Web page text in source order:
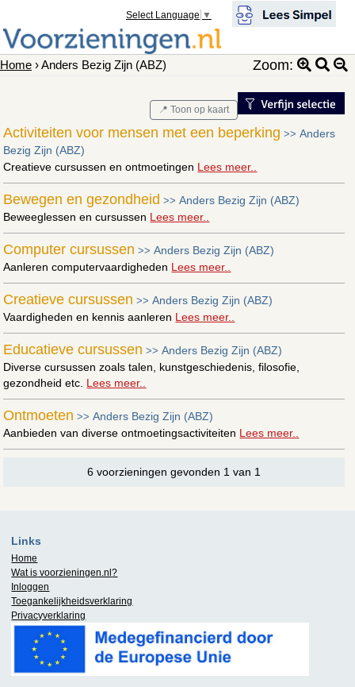
Select Language ▼
Home › Anders Bezig Zijn (ABZ) Zoom:
📍 Toon op kaart
Activiteiten voor mensen met een beperking >>Anders
Bezig Zijn (ABZ)
Creatieve cursussen en ontmoetingen Lees meer..
Bewegen en gezondheid >>Anders Bezig Zijn (ABZ)
Beweeglessen en cursussen Lees meer..
Computer cursussen >>Anders Bezig Zijn (ABZ)
Aanleren computervaardigheden Lees meer..
Creatieve cursussen >>Anders Bezig Zijn (ABZ)
Vaardigheden en kennis aanleren Lees meer..
Educatieve cursussen >>Anders Bezig Zijn (ABZ)
Diverse cursussen zoals talen, kunstgeschiedenis, filosofie,
gezondheid etc. Lees meer..
Ontmoeten >>Anders Bezig Zijn (ABZ)
Aanbieden van diverse ontmoetingsactiviteiten Lees meer..
6 voorzieningen gevonden 1 van 1
Links
Home
Wat is voorzieningen.nl?
Inloggen
Toegankelijkheidsverklaring
Privacyverklaring